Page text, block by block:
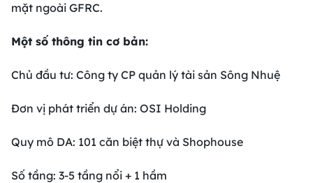
mặt ngoài GFRC.
Một số thông tin cơ bản:
Chủ đầu tư: Công ty CP quản lý tài sản Sông Nhuệ
Đơn vị phát triển dự án: OSI Holding
Quy mô DA: 101 căn biệt thự và Shophouse
Số tầng: 3-5 tầng nổi + 1 hầm